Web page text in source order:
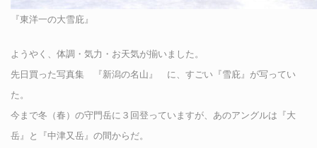
『東洋一の大雪庇』
ようやく、体調・気力・お天気が揃いました。
先日買った写真集 『新潟の名山』 に、すごい『雪庇』が写ってい
た。
今まで冬（春）の守門岳に３回登っていますが、あのアングルは『大
岳』と『中津又岳』の間からだ。